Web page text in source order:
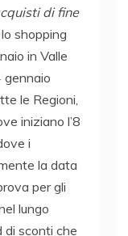
di fine
shopping
in Valle
gennaio
le Regioni,
iniziano l’8
i
la data
per gli
lungo
di sconti che